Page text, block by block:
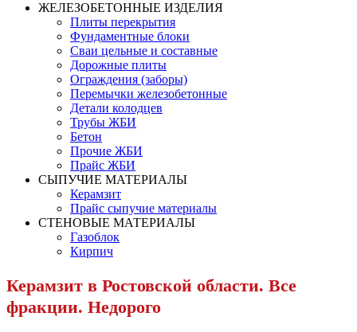
ЖЕЛЕЗОБЕТОННЫЕ ИЗДЕЛИЯ
Плиты перекрытия
Фундаментные блоки
Сваи цельные и составные
Дорожные плиты
Ограждения (заборы)
Перемычки железобетонные
Детали колодцев
Трубы ЖБИ
Бетон
Прочие ЖБИ
Прайс ЖБИ
СЫПУЧИЕ МАТЕРИАЛЫ
Керамзит
Прайс сыпучие материалы
СТЕНОВЫЕ МАТЕРИАЛЫ
Газоблок
Кирпич
Керамзит в Ростовской области. Все
фракции. Недорого